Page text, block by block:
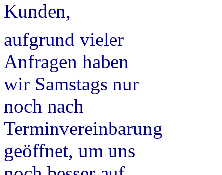
Kunden,
aufgrund vieler
Anfragen haben
wir Samstags nur
noch nach
Terminvereinbarung
geöffnet, um uns